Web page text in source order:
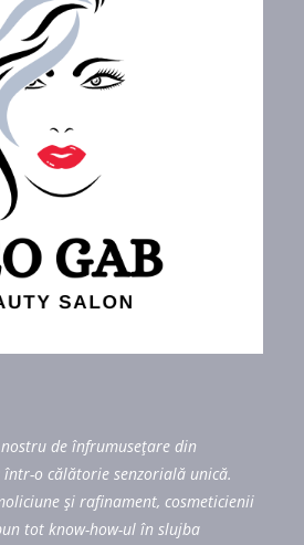
de înfrumusețare din
o călătorie senzorială unică.
și rafinament, cosmeticienii
tot know-how-ul în slujba